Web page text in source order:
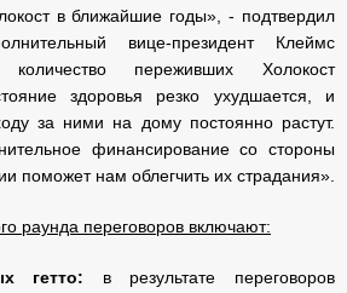
в ближайшие годы», - подтвердил
вице-президент Клеймс
переживших Холокост
здоровья резко ухудшается, и
за ними на дому постоянно растут.
финансирование со стороны
поможет нам облегчить их страдания».
раунда переговоров включают:
гетто: в результате переговоров